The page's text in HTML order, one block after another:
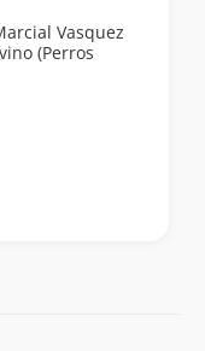
Vasquez
(Perros